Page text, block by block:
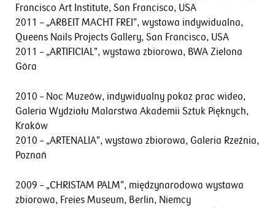
Francisco Art Institute, San Francisco, USA
2011 – „ARBEIT MACHT FREI”, wystawa indywidualna,
Queens Nails Projects Gallery, San Francisco, USA
2011 – „ARTIFICIAL”, wystawa zbiorowa, BWA Zielona
Góra
2010 – Noc Muzeów, indywidualny pokaz prac wideo,
Galeria Wydziału Malarstwa Akademii Sztuk Pięknych,
Kraków
2010 – „ARTENALIA”, wystawa zbiorowa, Galeria Rzeźnia,
Poznań
2009 – „CHRISTAM PALM”, międzynarodowa wystawa
zbiorowa, Freies Museum, Berlin, Niemcy